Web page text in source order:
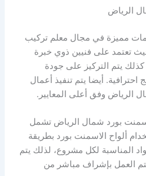
الرياض
مميزة في مجال معلم تركيب
تعتمد على فنيين ذوي خبرة
كذلك يتم التركيز على جودة
احترافية. أيضا يتم تنفيذ أعمال
الرياض وفق أعلى المعايير.
بورد شمال الرياض تشمل
ألواح الاسمنت بورد بطريقة
المناسبة لكل مشروع، لذلك يتم
العمل بإشراف مباشر من